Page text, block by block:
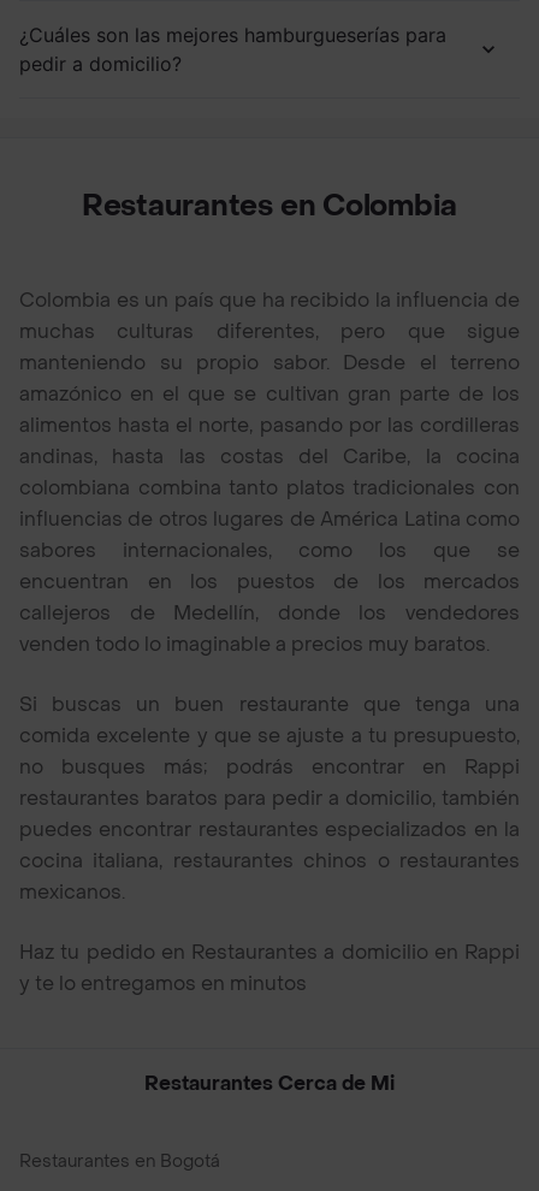
¿Cuáles son las mejores hamburgueserías para
pedir a domicilio?
Restaurantes en Colombia
Colombia es un país que ha recibido la influencia de
muchas culturas diferentes, pero que sigue
manteniendo su propio sabor. Desde el terreno
amazónico en el que se cultivan gran parte de los
alimentos hasta el norte, pasando por las cordilleras
andinas, hasta las costas del Caribe, la cocina
colombiana combina tanto platos tradicionales con
influencias de otros lugares de América Latina como
sabores internacionales, como los que se
encuentran en los puestos de los mercados
callejeros de Medellín, donde los vendedores
venden todo lo imaginable a precios muy baratos.
Si buscas un buen restaurante que tenga una
comida excelente y que se ajuste a tu presupuesto,
no busques más; podrás encontrar en Rappi
restaurantes baratos para pedir a domicilio, también
puedes encontrar restaurantes especializados en la
cocina italiana, restaurantes chinos o restaurantes
mexicanos.
Haz tu pedido en Restaurantes a domicilio en Rappi
y te lo entregamos en minutos
Restaurantes Cerca de Mi
Restaurantes en Bogotá